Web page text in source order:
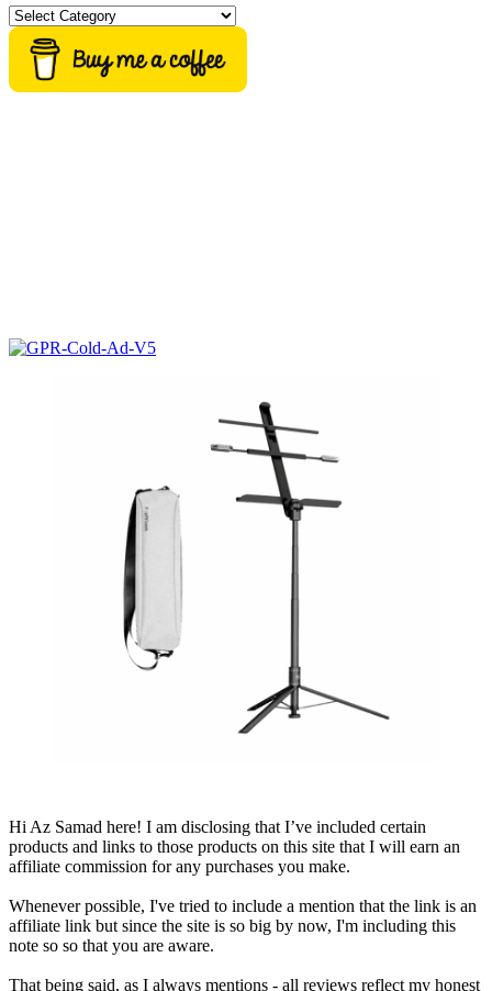
Categories
Hi Az Samad here! I am disclosing that I’ve included certain
products and links to those products on this site that I will earn an
affiliate commission for any purchases you make.
Whenever possible, I've tried to include a mention that the link is an
affiliate link but since the site is so big by now, I'm including this
note so so that you are aware.
That being said, as I always mentions - all reviews reflect my honest